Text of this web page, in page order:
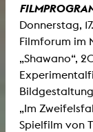
Donnerstag,
Filmforum im
„Shawano“,
„Im
Spielfilm von